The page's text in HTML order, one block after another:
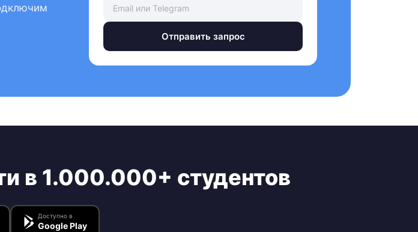
Отправить запрос
в 1.000.000+ студентов
Доступно в
Google Play